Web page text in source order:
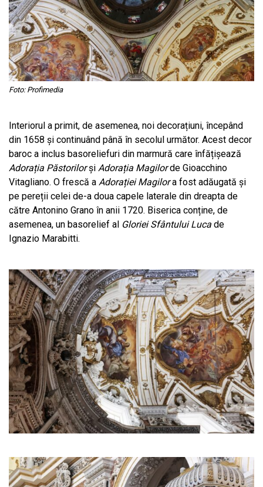
Foto: Profimedia
Interiorul a primit, de asemenea, noi decorațiuni, începând
din 1658 și continuând până în secolul următor. Acest decor
baroc a inclus basoreliefuri din marmură care înfățișează
Adorația Păstorilorși Adorația Magilorde Gioacchino
Vitagliano. O frescă a Adorației Magilora fost adăugată și
pe pereții celei de-a doua capele laterale din dreapta de
către Antonino Grano în anii 1720. Biserica conține, de
asemenea, un basorelief al Gloriei Sfântului Luca de
Ignazio Marabitti.